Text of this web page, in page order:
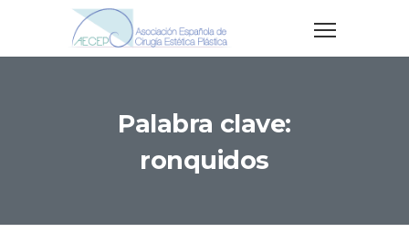
Palabra clave:
ronquidos